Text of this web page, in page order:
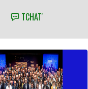
TCHAT'